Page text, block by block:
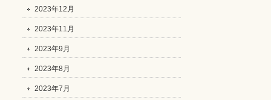
2023年12月
2023年11月
2023年9月
2023年8月
2023年7月